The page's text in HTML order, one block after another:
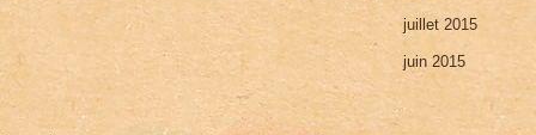
juillet 2015
juin 2015